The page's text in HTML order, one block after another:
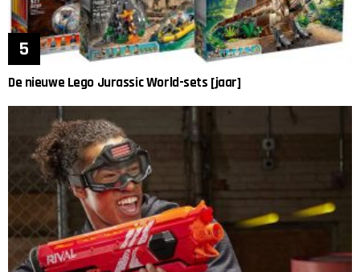
De nieuwe Lego Jurassic World-sets [jaar]